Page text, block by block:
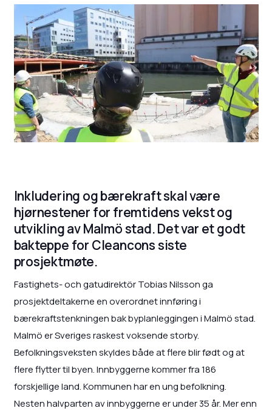
Inkludering og bærekraft skal være
hjørnestener for fremtidens vekst og
utvikling av Malmö stad. Det var et godt
bakteppe for Cleancons siste
prosjektmøte.
Fastighets- och gatudirektör Tobias Nilsson ga
prosjektdeltakerne en overordnet innføring i
bærekraftstenkningen bak byplanleggingen i Malmö stad.
Malmö er Sveriges raskest voksende storby.
Befolkningsveksten skyldes både at flere blir født og at
flere flytter til byen. Innbyggerne kommer fra 186
forskjellige land. Kommunen har en ung befolkning.
Nesten halvparten av innbyggerne er under 35 år. Mer enn